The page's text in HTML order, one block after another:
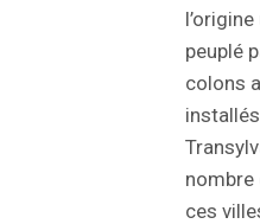
peuplé
colons
nombre
ces